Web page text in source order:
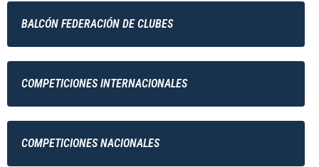
BALCÓN FEDERACIÓN DE CLUBES
COMPETICIONES INTERNACIONALES
COMPETICIONES NACIONALES